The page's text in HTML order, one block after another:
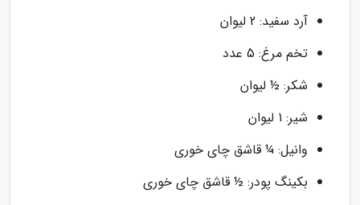
آرد سفید: 2 لیوان
تخم مرغ: 5 عدد
شکر: ½ لیوان
شیر: 1 لیوان
وانیل: ¼ قاشق چای خوری
بکینگ پودر: ½ قاشق چای خوری